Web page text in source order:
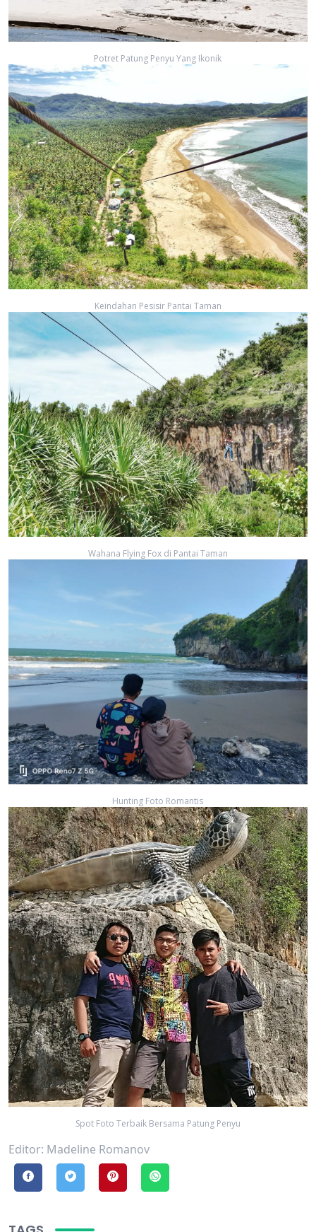
Potret Patung Penyu Yang Ikonik
Keindahan Pesisir Pantai Taman
Wahana Flying Fox di Pantai Taman
Hunting Foto Romantis
Spot Foto Terbaik Bersama Patung Penyu
Editor: Madeline Romanov